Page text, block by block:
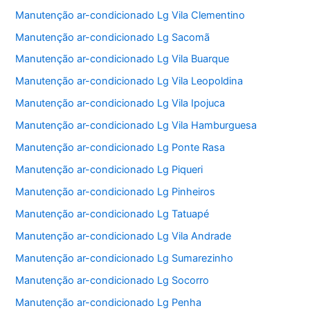
Manutenção ar-condicionado Lg Vila Clementino
Manutenção ar-condicionado Lg Sacomã
Manutenção ar-condicionado Lg Vila Buarque
Manutenção ar-condicionado Lg Vila Leopoldina
Manutenção ar-condicionado Lg Vila Ipojuca
Manutenção ar-condicionado Lg Vila Hamburguesa
Manutenção ar-condicionado Lg Ponte Rasa
Manutenção ar-condicionado Lg Piqueri
Manutenção ar-condicionado Lg Pinheiros
Manutenção ar-condicionado Lg Tatuapé
Manutenção ar-condicionado Lg Vila Andrade
Manutenção ar-condicionado Lg Sumarezinho
Manutenção ar-condicionado Lg Socorro
Manutenção ar-condicionado Lg Penha